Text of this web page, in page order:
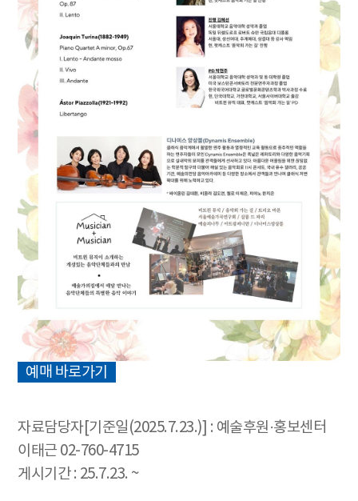
예매 바로가기
자료담당자[기준일(2025.7.23.)] : 예술후원·홍보센터
이태근 02-760-4715
게시기간 : 25.7.23. ~